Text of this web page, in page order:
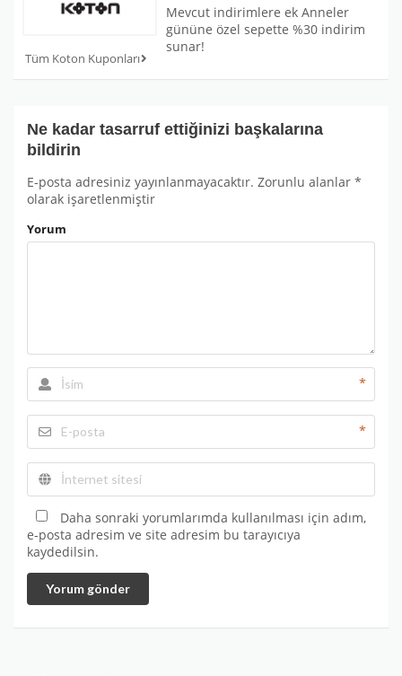
Tüm Koton Kuponları
Mevcut indirimlere ek Anneler
gününe özel sepette %30 indirim
sunar!
Ne kadar tasarruf ettiğinizi başkalarına
bildirin
E-posta adresiniz yayınlanmayacaktır. Zorunlu alanlar *
olarak işaretlenmiştir
Yorum
*
*
Daha sonraki yorumlarımda kullanılması için adım,
e-posta adresim ve site adresim bu tarayıcıya
kaydedilsin.
Yorum gönder